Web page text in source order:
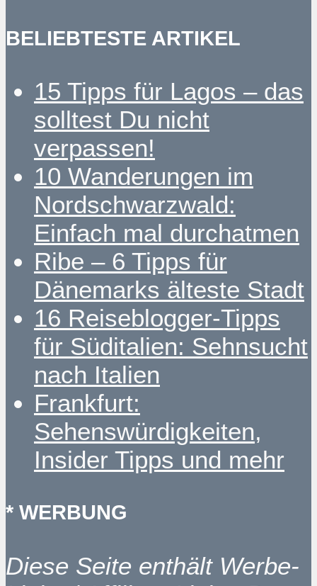
BELIEBTESTE ARTIKEL
15 Tipps für Lagos – das
solltest Du nicht
verpassen!
10 Wanderungen im
Nordschwarzwald:
Einfach mal durchatmen
Ribe – 6 Tipps für
Dänemarks älteste Stadt
16 Reiseblogger-Tipps
für Süditalien: Sehnsucht
nach Italien
Frankfurt:
Sehenswürdigkeiten,
Insider Tipps und mehr
* WERBUNG
Diese Seite enthält Werbe-